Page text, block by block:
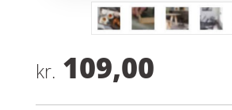
kr. 109,00